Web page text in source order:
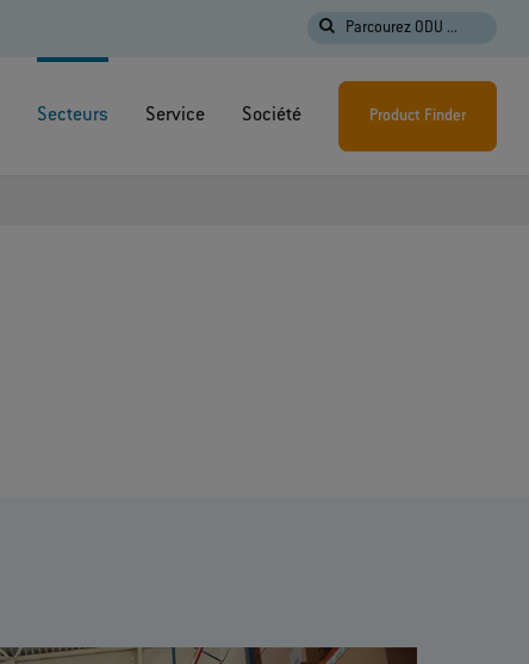
Parcourez ODU ...
Secteurs Service Société Product Finder